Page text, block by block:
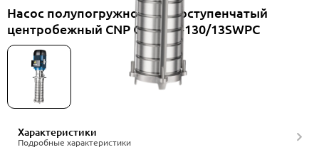
Насос полупогружной многоступенчатый
центробежный CNP CDLK32-130/13SWPC
Характеристики
Подробные характеристики